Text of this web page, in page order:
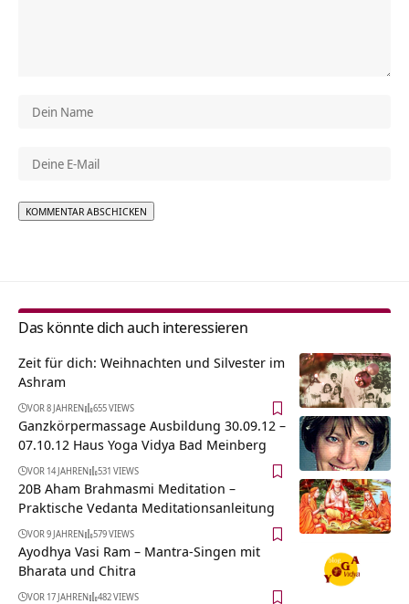
Das könnte dich auch interessieren
Zeit für dich: Weihnachten und Silvester im
Ashram
VOR 8 JAHREN 655 VIEWS
Ganzkörpermassage Ausbildung 30.09.12 –
07.10.12 Haus Yoga Vidya Bad Meinberg
VOR 14 JAHREN 531 VIEWS
20B Aham Brahmasmi Meditation –
Praktische Vedanta Meditationsanleitung
VOR 9 JAHREN 579 VIEWS
Ayodhya Vasi Ram – Mantra-Singen mit
Bharata und Chitra
VOR 17 JAHREN 482 VIEWS